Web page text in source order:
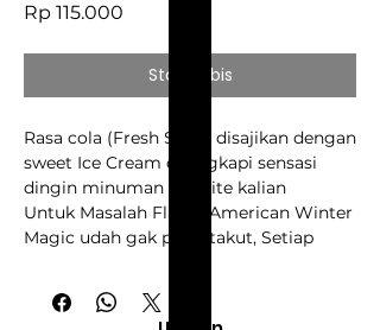
Rp 115.000
Stok Habis
Rasa cola (Fresh Soda) disajikan dengan
sweet Ice Cream dilengkapi sensasi
dingin minuman favorite kalian
Untuk Masalah Flavor American Winter
Magic udah gak perlu takut, Setiap
melalui berbagai proses
penyempurnaan untuk menghasilkan